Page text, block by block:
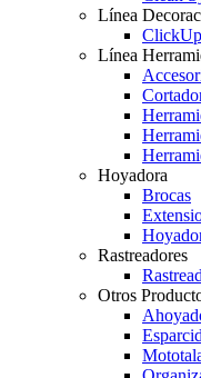
Línea
Línea
Hoyadora
Brocas
Rastreadores
Otros